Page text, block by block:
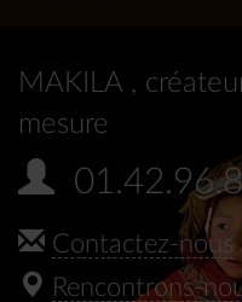
MAKILA ,
mesure
Contactez-nous
Rencontrons-